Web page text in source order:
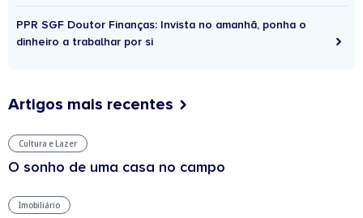
PPR SGF Doutor Finanças: Invista no amanhã, ponha o
dinheiro a trabalhar por si
Artigos mais recentes
Cultura e Lazer
O sonho de uma casa no campo
Imobiliário